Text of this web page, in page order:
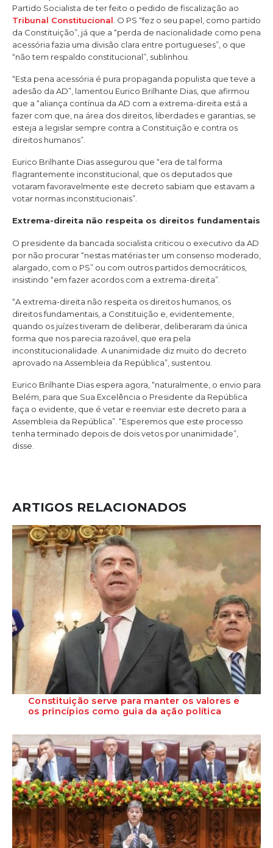
Partido Socialista de ter feito o pedido de fiscalização ao
Tribunal Constitucional . O PS “fez o seu papel, como partido
da Constituição”, já que a “perda de nacionalidade como pena
acessória fazia uma divisão clara entre portugueses”, o que
“não tem respaldo constitucional”, sublinhou.
“Esta pena acessória é pura propaganda populista que teve a
adesão da AD”, lamentou Eurico Brilhante Dias, que afirmou
que a “aliança contínua da AD com a extrema-direita está a
fazer com que, na área dos direitos, liberdades e garantias, se
esteja a legislar sempre contra a Constituição e contra os
direitos humanos”.
Eurico Brilhante Dias assegurou que “era de tal forma
flagrantemente inconstitucional, que os deputados que
votaram favoravelmente este decreto sabiam que estavam a
votar normas inconstitucionais”.
Extrema-direita não respeita os direitos fundamentais
O presidente da bancada socialista criticou o executivo da AD
por não procurar “nestas matérias ter um consenso moderado,
alargado, com o PS” ou com outros partidos democráticos,
insistindo “em fazer acordos com a extrema-direita”.
“A extrema-direita não respeita os direitos humanos, os
direitos fundamentais, a Constituição e, evidentemente,
quando os juízes tiveram de deliberar, deliberaram da única
forma que nos parecia razoável, que era pela
inconstitucionalidade. A unanimidade diz muito do decreto
aprovado na Assembleia da República”, sustentou.
Eurico Brilhante Dias espera agora, “naturalmente, o envio para
Belém, para que Sua Excelência o Presidente da República
faça o evidente, que é vetar e reenviar este decreto para a
Assembleia da República”. “Esperemos que este processo
tenha terminado depois de dois vetos por unanimidade”,
disse.
ARTIGOS RELACIONADOS
Constituição serve para manter os valores e
os princípios como guia da ação política
mensagem do Presidente da República ...